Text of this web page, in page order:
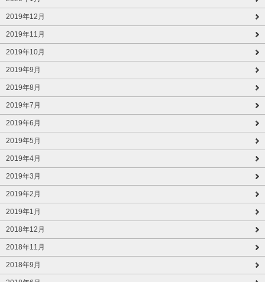
2019年12月
2019年11月
2019年10月
2019年9月
2019年8月
2019年7月
2019年6月
2019年5月
2019年4月
2019年3月
2019年2月
2019年1月
2018年12月
2018年11月
2018年9月